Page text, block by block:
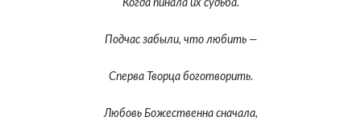
Когда пинала их судьба.
Подчас забыли, что любить —
Сперва Творца боготворить.
Любовь Божественна сначала,